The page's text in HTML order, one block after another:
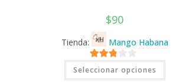
$90
Tienda: Mango Habana
2.71
de 5
Seleccionar opciones
Este